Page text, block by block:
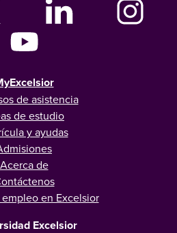
de asistencia
de estudio
y ayudas
Acerca de
en Excelsior
Excelsior